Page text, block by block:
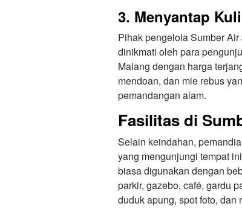
3. Menyantap
Pihak pengelola Sumber
dinikmati oleh para
Malang dengan harga
mendoan, dan mie rebus
pemandangan alam.
Fasilitas di
Selain keindahan,
yang mengunjungi tempat
biasa digunakan dengan
parkir, gazebo, café, gardu
duduk apung, spot foto, dan